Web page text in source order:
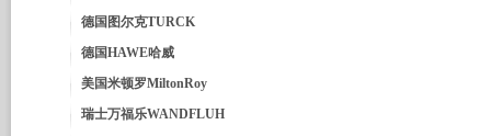
德国图尔克TURCK
德国HAWE哈威
美国米顿罗MiltonRoy
瑞士万福乐WANDFLUH